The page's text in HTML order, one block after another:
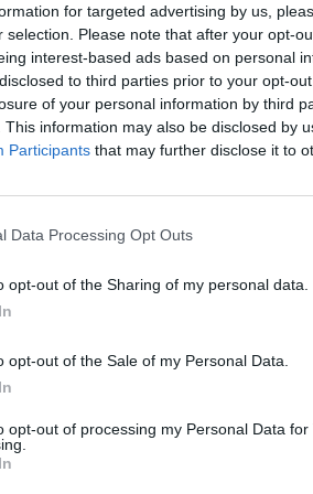
for targeted advertising by us,
selection. Please note that after your opt-
interest-based ads based on personal
to third parties prior to your opt-
of your personal information by third
This information may also be disclosed by
Participants that may further disclose it to
Data Processing Opt Outs
opt-out of the Sharing of my personal data.
opt-out of the Sale of my Personal Data.
opt-out of processing my Personal Data for
que avanza el tiempo,
que muchas voces
de un modelo que hacía
a la del resto de territorios
y el respeto de ciudadanía e
equilibro y belleza en una
un monstruo que comenzaba
es compartido, no obstante, que
en estas tres islas, realidad
de que las consecuencias
del tiempo, sino también
de cambios
tiene casi medio
reflexivo análisis, insisto, a
la redacción de una ley de